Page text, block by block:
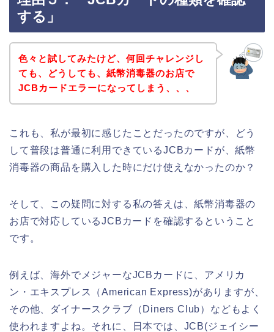
する」
色々と試してみたけど、何回チャレンジし
ても、どうしても、紙幣消毒器のお店で
JCBカードエラーになってしまう、、、
これも、私が最初に感じたことだったのですが、どう
して普段は普通に利用できているJCBカードが、紙幣
消毒器の商品を購入した時にだけ使えなかったのか？
そして、この疑問に対する私の答えは、紙幣消毒器の
お店で対応しているJCBカードを確認するということ
です。
例えば、海外でメジャーなJCBカードに、アメリカ
ン・エキスプレス（American Express)がありますが、
その他、ダイナースクラブ（Diners Club）などもよく
使われますよね。それに、日本では、JCB(ジェイシー